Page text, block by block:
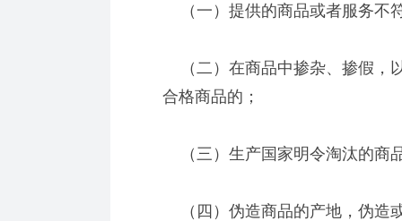
（一）提供的商品或者服务不
（二）在商品中掺杂、掺假，
合格商品的；
（三）生产国家明令淘汰的商
（四）伪造商品的产地，伪造